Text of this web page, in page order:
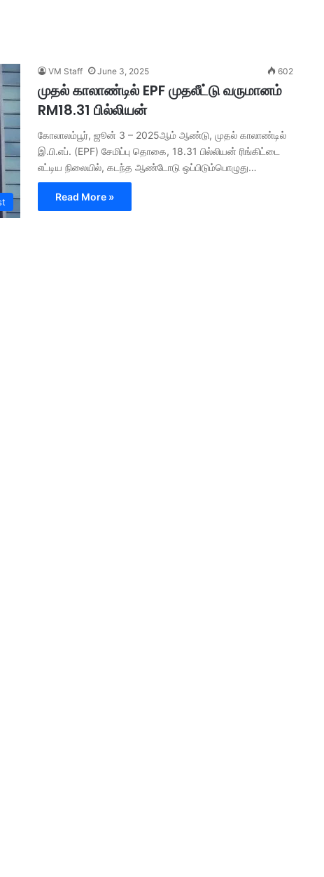
VM Staff June 3, 2025 602
முதல் காலாண்டில் EPF முதலீட்டு வருமானம்
RM18.31 பில்லியன்
கோலாலம்பூர், ஜூன் 3 – 2025ஆம் ஆண்டு, முதல் காலாண்டில்
இ.பி.எப். (EPF) சேமிப்பு தொகை, 18.31 பில்லியன் ரிங்கிட்டை
எட்டிய நிலையில், கடந்த ஆண்டோடு ஒப்பிடும்பொழுது…
Read More »